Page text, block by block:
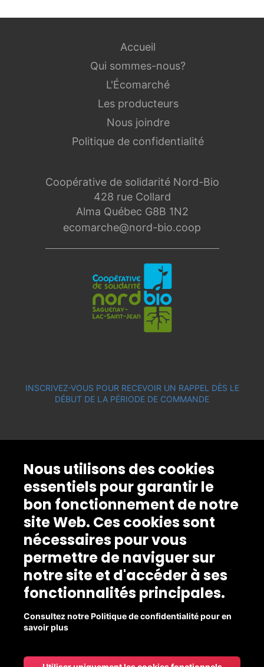
Coopérative de solidarité Nord-Bio
428 rue Collard
Alma Québec G8B 1N2
ecomarche@nord-bio.coop
Accueil
Qui sommes-nous?
L'Écomarché
Les producteurs
Nous joindre
Politique de confidentialité
INSCRIVEZ-VOUS POUR RECEVOIR UN RAPPEL DÈS LE
DÉBUT DE LA PÉRIODE DE COMMANDE
Nous utilisons des cookies
essentiels pour garantir le
bon fonctionnement de notre
site Web. Ces cookies sont
nécessaires pour vous
permettre de naviguer sur
notre site et d'accéder à ses
fonctionnalités principales.
Consultez notre Politique de confidentialité pour en
savoir plus